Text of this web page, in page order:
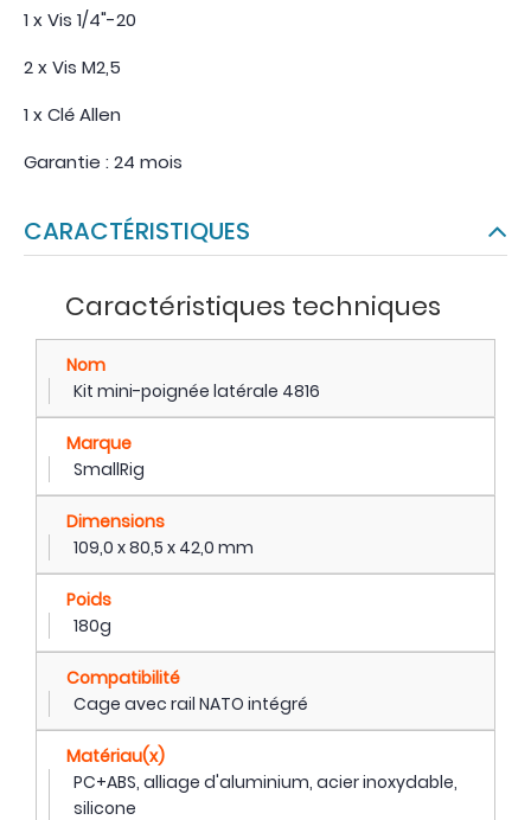
1 x Vis 1/4"-20
2 x Vis M2,5
1 x Clé Allen
Garantie : 24 mois
CARACTÉRISTIQUES
Caractéristiques techniques
Nom
Kit mini-poignée latérale 4816
Marque
SmallRig
Dimensions
109,0 x 80,5 x 42,0 mm
Poids
180g
Compatibilité
Cage avec rail NATO intégré
Matériau(x)
PC+ABS, alliage d'aluminium, acier inoxydable,
silicone